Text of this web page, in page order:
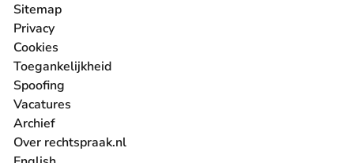
Sitemap
Privacy
Cookies
Toegankelijkheid
Spoofing
Vacatures
- U verlaat Rechtspraak.nl
Archief
Over rechtspraak.nl